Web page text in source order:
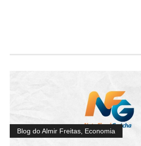
Blog do Almir Freitas Economia